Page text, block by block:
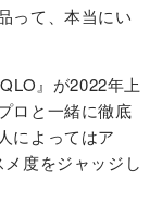
って、本当にい
』が2022年上
ロと一緒に徹底
によってはア
度をジャッジし